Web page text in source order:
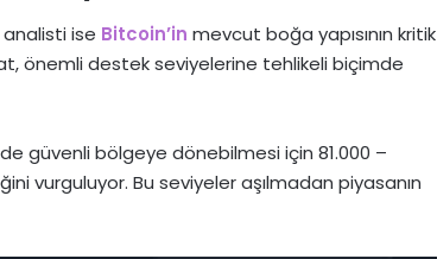
ise Bitcoin’in mevcut boğa yapısının kritik
önemli destek seviyelerine tehlikeli biçimde
güvenli bölgeye dönebilmesi için 81.000 –
vurguluyor. Bu seviyeler aşılmadan piyasanın